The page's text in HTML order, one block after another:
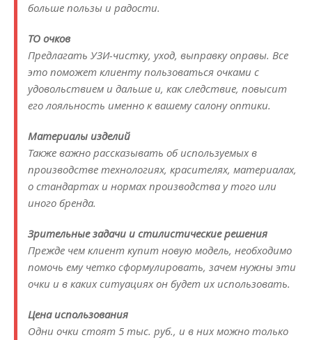
больше пользы и радости.
ТО очков
Предлагать УЗИ-чистку, уход, выправку оправы. Все
это поможет клиенту пользоваться очками с
удовольствием и дальше и, как следствие, повысит
его лояльность именно к вашему салону оптики.
Материалы изделий
Также важно рассказывать об используемых в
производстве технологиях, красителях, материалах,
о стандартах и нормах производства у того или
иного бренда.
Зрительные задачи и стилистические решения
Прежде чем клиент купит новую модель, необходимо
помочь ему четко сформулировать, зачем нужны эти
очки и в каких ситуациях он будет их использовать.
Цена использования
Одни очки стоят 5 тыс. руб., и в них можно только